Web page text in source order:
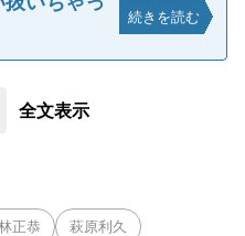
続きを読む
全文表示
正恭 萩原利久